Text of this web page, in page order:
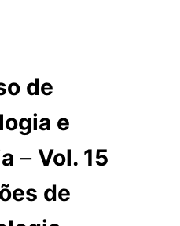
de
e
– Vol. 15
de